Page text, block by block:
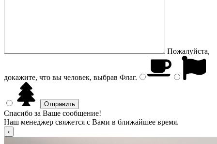
Пожалуйста,
докажите, что вы человек, выбрав Флаг.
Спасибо за Ваше сообщение!
Наш менеджер свяжется с Вами в ближайшее время.